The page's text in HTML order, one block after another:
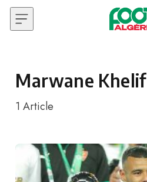
Skip to content
Marwane Khelif
1 Article